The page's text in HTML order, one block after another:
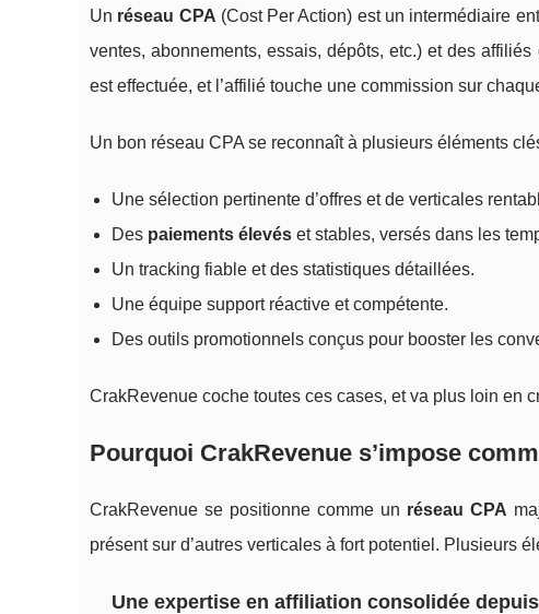
Un réseau CPA (Cost Per Action) est un intermédiaire
ventes, abonnements, essais, dépôts, etc.) et des
est effectuée, et l’affilié touche une commission sur
Un bon réseau CPA se reconnaît à plusieurs éléments
Une sélection pertinente d’offres et de verticales
Des paiements élevés et stables, versés dans les
Un tracking fiable et des statistiques détaillées.
Une équipe support réactive et compétente.
Des outils promotionnels conçus pour booster les
CrakRevenue coche toutes ces cases, et va plus loin en
Pourquoi CrakRevenue s’impose
CrakRevenue se positionne comme un réseau CPA
présent sur d’autres verticales à fort potentiel. Plusieurs
Une expertise en affiliation consolidée